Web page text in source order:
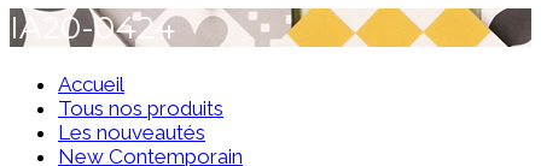
IA20-0424
Accueil
Tous nos produits
Les nouveautés
New Contemporain